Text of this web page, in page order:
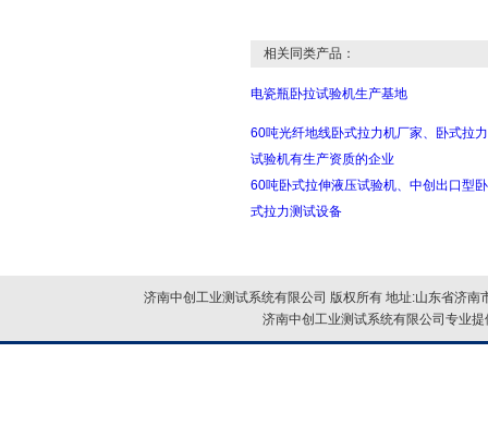
相关同类产品：
电瓷瓶卧拉试验机生产基地
60吨光纤地线卧式拉力机厂家、卧式拉力
试验机有生产资质的企业
60吨卧式拉伸液压试验机、中创出口型卧
式拉力测试设备
济南中创工业测试系统有限公司 版权所有 地址:山东省济
济南中创工业测试系统有限公司专业提